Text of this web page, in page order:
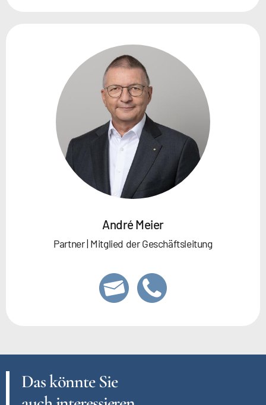
André Meier
Partner | Mitglied der Geschäftsleitung
Das könnte Sie